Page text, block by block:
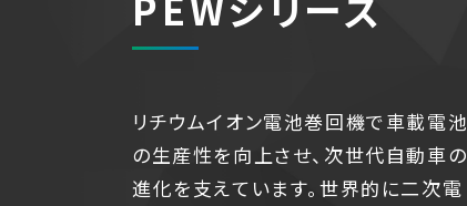
リチウムイオン電池巻回機で車載電池
の生産性を向上させ、次世代自動車の
進化を支えています。世界的に二次電